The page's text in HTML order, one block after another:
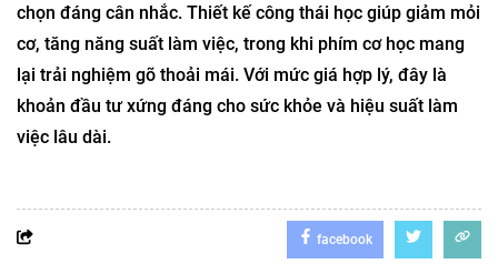
chọn đáng cân nhắc. Thiết kế công thái học giúp giảm mỏi
cơ, tăng năng suất làm việc, trong khi phím cơ học mang
lại trải nghiệm gõ thoải mái. Với mức giá hợp lý, đây là
khoản đầu tư xứng đáng cho sức khỏe và hiệu suất làm
việc lâu dài.
facebook